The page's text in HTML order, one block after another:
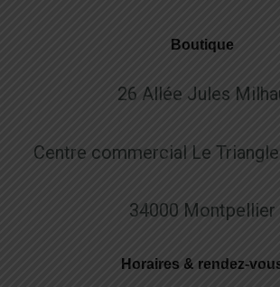
Boutique
26 Allée Jules
Centre commercial Le
34000 Montpellier
Horaires & rendez-